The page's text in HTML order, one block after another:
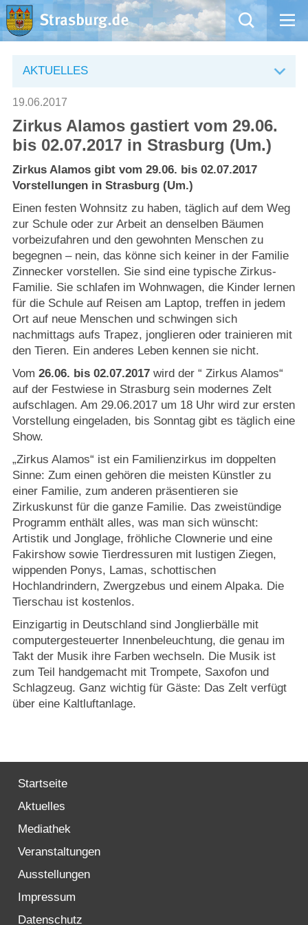
Aktuelles
Rathaus
Natur – Kultur – Tourismus
Wirtschaft
Willkommen in Strasburg (Uckermark)
Strasburger Ehrenamtspreis „SBG“
Welcome to Strasburg (Uckermark)
Ласкаво просимо до Штрасбурга (Уккермарк)
مرحبًا بكم في شتراسبورغ (أوكرمارك)
Bine ați venit în Strasburg (Uckermark)
Online-Bewerbungen
Sprache/Language
AKTUELLES
19.06.2017
Zirkus Alamos gastiert vom 29.06.
bis 02.07.2017 in Strasburg (Um.)
Zirkus Alamos gibt vom 29.06. bis 02.07.2017
Vorstellungen in Strasburg (Um.)
Einen festen Wohnsitz zu haben, täglich auf dem Weg
zur Schule oder zur Arbeit an denselben Bäumen
vorbeizufahren und den gewohnten Menschen zu
begegnen – nein, das könne sich keiner in der Familie
Zinnecker vorstellen. Sie sind eine typische Zirkus-
Familie. Sie schlafen im Wohnwagen, die Kinder lernen
für die Schule auf Reisen am Laptop, treffen in jedem
Ort auf neue Menschen und schwingen sich
nachmittags aufs Trapez, jonglieren oder trainieren mit
den Tieren. Ein anderes Leben kennen sie nicht.
Vom26.06. bis 02.07.2017 wird der “ Zirkus Alamos“
auf der Festwiese in Strasburg sein modernes Zelt
aufschlagen. Am 29.06.2017 um 18 Uhr wird zur ersten
Vorstellung eingeladen, bis Sonntag gibt es täglich eine
Show.
„Zirkus Alamos“ ist ein Fami­lienzirkus im doppelten
Sinne: Zum einen gehören die meisten Künstler zu
einer Familie, zum anderen präsentieren sie
Zirkuskunst für die ganze Familie. Das zweistündige
Programm enthält alles, was man sich wünscht:
Artistik und Jonglage, fröhliche Clownerie und eine
Fakirshow sowie Tierdressuren mit lustigen Ziegen,
wippenden Ponys, Lamas, schottischen
Hochlandrindern, Zwergzebus und einem Alpaka. Die
Tierschau ist kostenlos.
Einzigartig in Deutschland sind Jonglierbälle mit
computergesteuerter Innenbeleuchtung, die genau im
Takt der Musik ihre Farben wechseln. Die Musik ist
zum Teil handgemacht mit Trompete, Saxofon und
Schlagzeug. Ganz wichtig für Gäste: Das Zelt verfügt
über eine Kaltluftanlage.
Startseite
Aktuelles
Mediathek
Veranstaltungen
Ausstellungen
Impressum
Datenschutz